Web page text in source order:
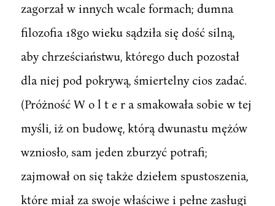
zagorzał w innych wcale formach; dumna
filozofia 18go wieku sądziła się dość silną,
aby chrześciaństwu, którego duch pozostał
dla niej pod pokrywą, śmiertelny cios zadać.
(Próżność W o l t e r a smakowała sobie w tej
myśli, iż on budowę, którą dwunastu mężów
wzniosło, sam jeden zburzyć potrafi;
zajmował on się także dziełem spustoszenia,
które miał za swoje właściwe i pełne zasługi